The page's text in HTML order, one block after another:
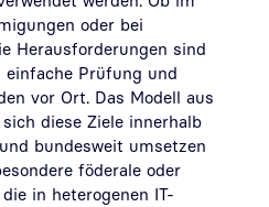
oder bei
Herausforderungen sind
einfache Prüfung und
vor Ort. Das Modell aus
diese Ziele innerhalb
bundesweit umsetzen
föderale oder
in heterogenen IT-